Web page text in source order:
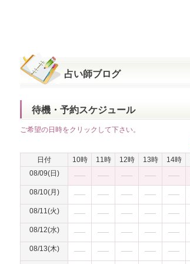
占い師ブログ
待機・予約スケジュール
ご希望の日時をクリックして下さい。
日付
10時 11時 12時 13時 14時
08/09(日)
08/10(月)
08/11(火)
08/12(水)
08/13(木)